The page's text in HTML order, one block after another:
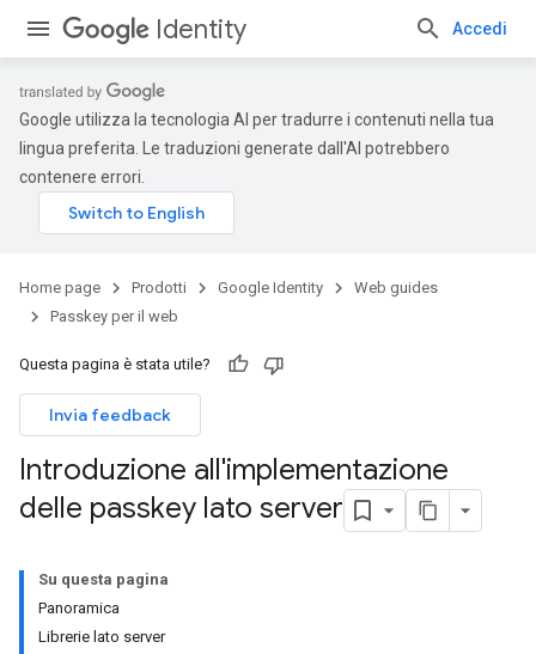
Identity Accedi
Google utilizza la tecnologia AI per tradurre i contenuti nella tua
lingua preferita. Le traduzioni generate dall'AI potrebbero
contenere errori.
Home page Prodotti Google Identity
Web guides
Passkey per il web
Questa pagina è stata utile?
Invia feedback
Introduzione all'implementazione
delle passkey lato server
Su questa pagina
Panoramica
Librerie lato server